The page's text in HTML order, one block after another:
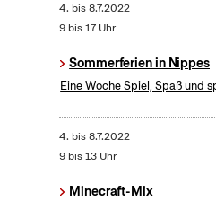
4. bis8.7.2022
9 bis 17 Uhr
Sommerferien in Nippes
Eine Woche Spiel, Spaß und
4. bis8.7.2022
9 bis 13 Uhr
Minecraft-Mix